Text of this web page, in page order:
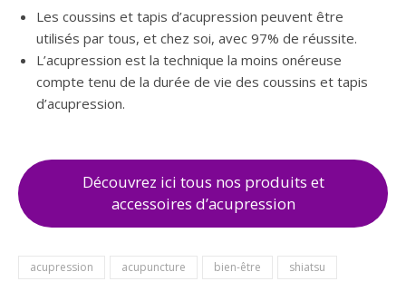
Les coussins et tapis d’acupression peuvent être
utilisés par tous, et chez soi, avec 97% de réussite.
L’acupression est la technique la moins onéreuse
compte tenu de la durée de vie des coussins et tapis
d’acupression.
Découvrez ici tous nos produits et
accessoires d’acupression
acupression acupuncture bien-être shiatsu